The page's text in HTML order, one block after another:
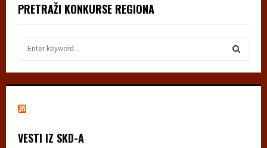
PRETRAŽI KONKURSE REGIONA
h
r
S
VESTI IZ SKD-A